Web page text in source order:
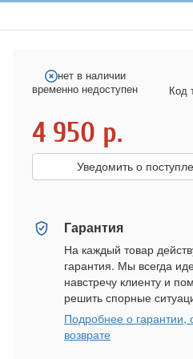
нет в наличии
временно недоступен
Код
4 950 р.
Уведомить о
Гарантия
На каждый товар
гарантия. Мы всегда
навстречу клиенту и
решить спорные
Подробнее о гарантии,
возврате